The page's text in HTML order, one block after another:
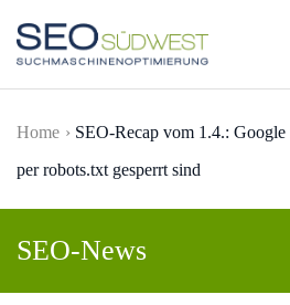
Skip to main content
Home
SEO-Recap vom 1.4.:
per robots.txt gesperrt sind
SEO-News